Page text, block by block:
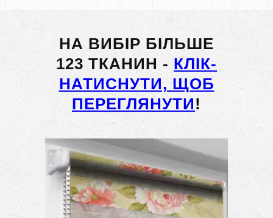
НА ВИБІР БІЛЬШЕ
123 ТКАНИН - КЛІК-
НАТИСНУТИ, ЩОБ
ПЕРЕГЛЯНУТИ!